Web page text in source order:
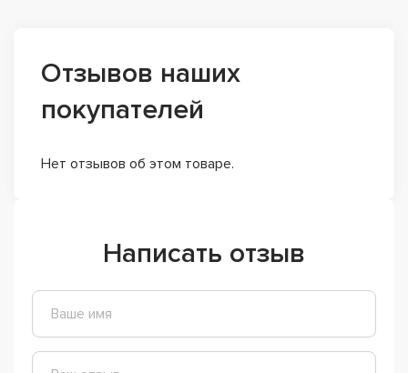
Отзывов наших
покупателей
Нет отзывов об этом товаре.
Написать отзыв